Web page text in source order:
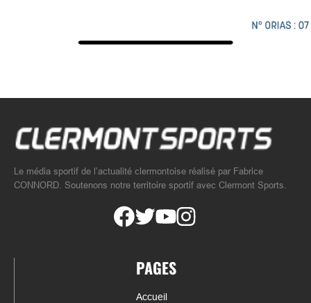
Le média sportif de l’actualité clermontoise réalisé par Fabrice
CONNORD. Soutenons notre territoire sportif avec Clermont Sports.
PAGES
Accueil